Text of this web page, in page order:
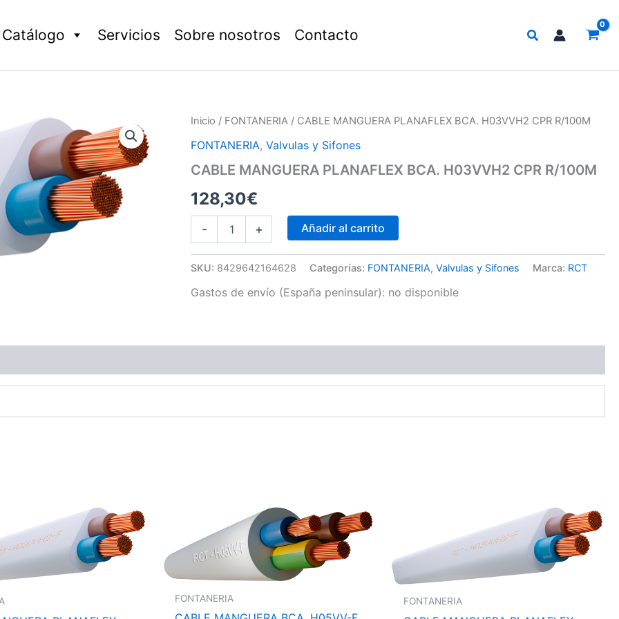
Catálogo Servicios Sobre nosotros Contacto Buscar
Inicio / FONTANERIA / CABLE MANGUERA PLANAFLEX BCA. H03VVH2 CPR R/100M
FONTANERIA,Valvulas y Sifones
CABLE MANGUERA PLANAFLEX BCA. H03VVH2 CPR R/100M
128,30€
-
CABLE
PLANAFLEX
H03VVH2
R/100M
cantidad
+ Añadir al carrito
SKU: 8429642164628 Categorías: FONTANERIA,Valvulas y Sifones Marca: RCT
Gastos de envío (España peninsular): no disponible
FONTANERIA FONTANERIA